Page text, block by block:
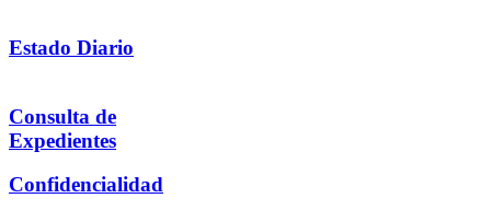
Estado Diario
Consulta de
Expedientes
Confidencialidad